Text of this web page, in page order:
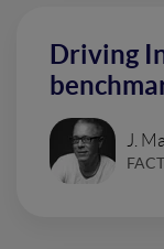
Driving
J.